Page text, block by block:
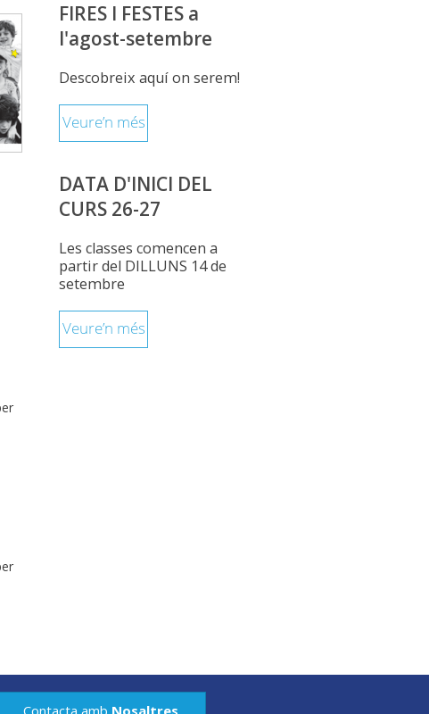
FIRES I FESTES a
l'agost-setembre
Descobreix aquí on serem!
Veure’n més
DATA D'INICI DEL
CURS 26-27
Les classes comencen a
partir del DILLUNS 14 de
setembre
Veure’n més
Contacta amb Nosaltres